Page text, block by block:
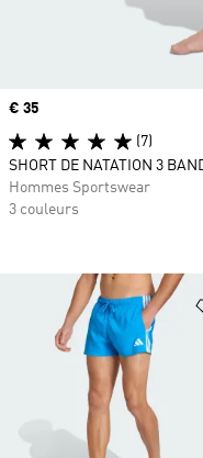
Prix
€ 35
(7)
SHORT DE NATATION 3
Hommes Sportswear
3 couleurs